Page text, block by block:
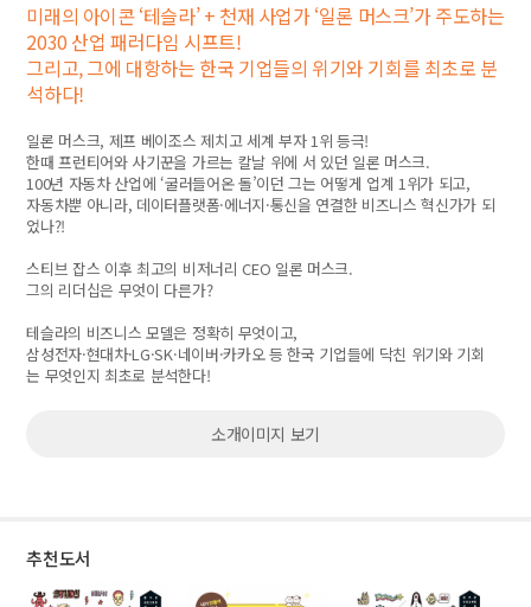
미래의 아이콘 ‘테슬라’ + 천재 사업가 ‘일론 머스크’가 주도하는
2030 산업 패러다임 시프트!
그리고, 그에 대항하는 한국 기업들의 위기와 기회를 최초로 분
석하다!
일론 머스크, 제프 베이조스 제치고 세계 부자 1위 등극!
한때 프런티어와 사기꾼을 가르는 칼날 위에 서 있던 일론 머스크.
100년 자동차 산업에 ‘굴러들어온 돌’이던 그는 어떻게 업계 1위가 되고,
자동차뿐 아니라, 데이터플랫폼·에너지·통신을 연결한 비즈니스 혁신가가 되
었나?!
스티브 잡스 이후 최고의 비저너리 CEO 일론 머스크.
그의 리더십은 무엇이 다른가?
테슬라의 비즈니스 모델은 정확히 무엇이고,
삼성전자·현대차·LG·SK·네이버·카카오 등 한국 기업들에 닥친 위기와 기회
는 무엇인지 최초로 분석한다!
소개이미지 보기
추천도서